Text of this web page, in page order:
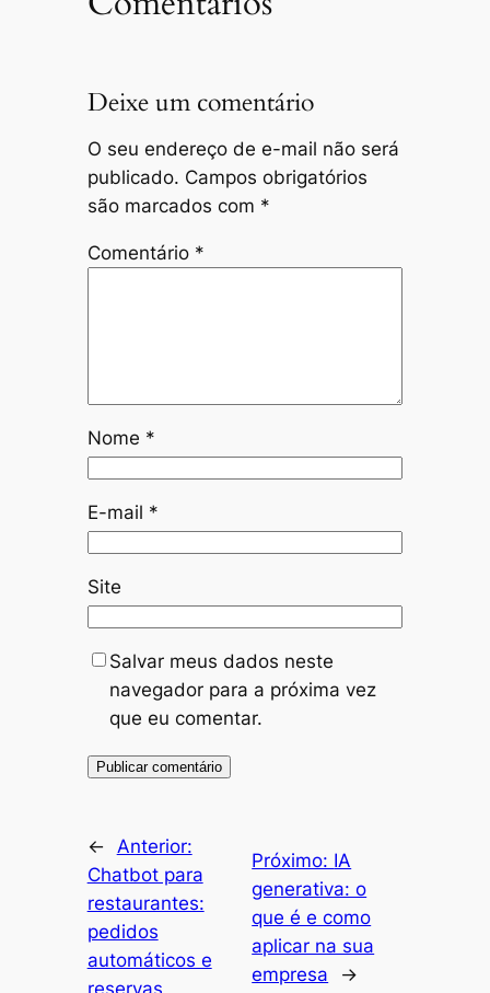
Deixe um comentário
O seu endereço de e-mail não será
publicado. Campos obrigatórios
são marcados com *
Comentário *
Nome *
E-mail *
Site
Salvar meus dados neste
navegador para a próxima vez
que eu comentar.
←
Anterior:
Chatbot para
restaurantes:
pedidos
automáticos e
reservas
Próximo: IA
generativa: o
que é e como
aplicar na sua
empresa
→